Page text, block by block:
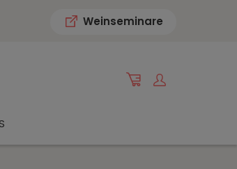
Weinseminare